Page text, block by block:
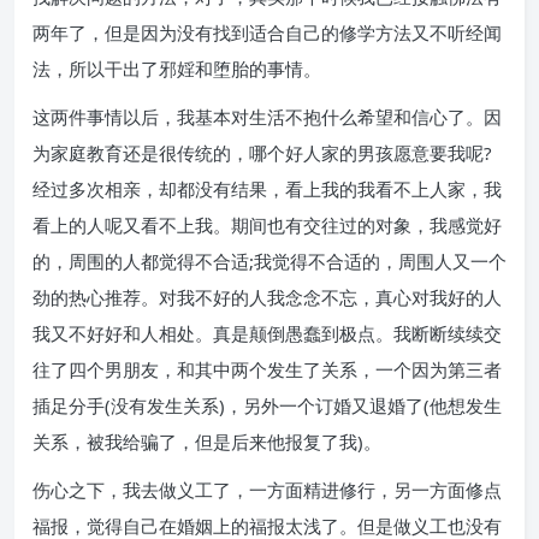
两年了，但是因为没有找到适合自己的修学方法又不听经闻
法，所以干出了邪婬和堕胎的事情。
这两件事情以后，我基本对生活不抱什么希望和信心了。因
为家庭教育还是很传统的，哪个好人家的男孩愿意要我呢?
经过多次相亲，却都没有结果，看上我的我看不上人家，我
看上的人呢又看不上我。期间也有交往过的对象，我感觉好
的，周围的人都觉得不合适;我觉得不合适的，周围人又一个
劲的热心推荐。对我不好的人我念念不忘，真心对我好的人
我又不好好和人相处。真是颠倒愚蠢到极点。我断断续续交
往了四个男朋友，和其中两个发生了关系，一个因为第三者
插足分手(没有发生关系)，另外一个订婚又退婚了(他想发生
关系，被我给骗了，但是后来他报复了我)。
伤心之下，我去做义工了，一方面精进修行，另一方面修点
福报，觉得自己在婚姻上的福报太浅了。但是做义工也没有